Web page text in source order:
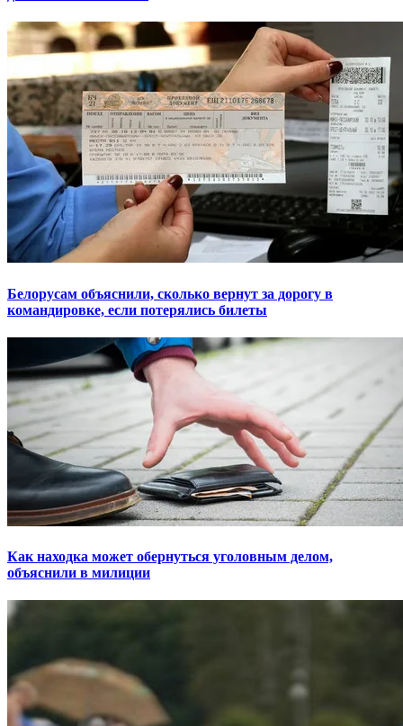
Белорусам объяснили, сколько вернут за дорогу в
командировке, если потерялись билеты
Как находка может обернуться уголовным делом,
объяснили в милиции